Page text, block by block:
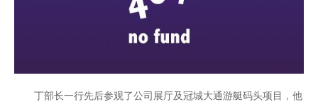
丁部长一行先后参观了公司展厅及冠城大通游艇码头项目，他